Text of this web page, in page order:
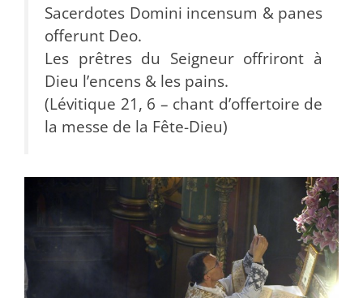
Sacerdotes Domini incensum & panes
offerunt Deo.
Les prêtres du Seigneur offriront à
Dieu l’encens & les pains.
(Lévitique 21, 6 – chant d’offertoire de
la messe de la Fête-Dieu)